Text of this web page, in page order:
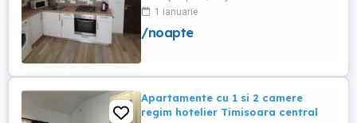
Apartamentul este mobilat si utilat
complet, avand aragaz, hota, cuptor de
microunde, fierbator de apa, masina de
1 ianuarie
/noapte
Apartamente cu 1 si 2 camere
regim hotelier Timisoara central